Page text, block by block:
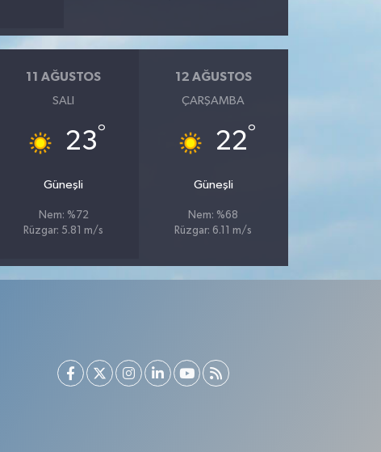
11 AĞUSTOS
SALI
23°
Güneşli
Nem: %72
Rüzgar: 5.81 m/s
12 AĞUSTOS
ÇARŞAMBA
22°
Güneşli
Nem: %68
Rüzgar: 6.11 m/s